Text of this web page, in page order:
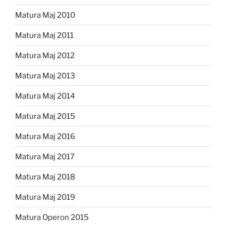
Matura Maj 2010
Matura Maj 2011
Matura Maj 2012
Matura Maj 2013
Matura Maj 2014
Matura Maj 2015
Matura Maj 2016
Matura Maj 2017
Matura Maj 2018
Matura Maj 2019
Matura Operon 2015